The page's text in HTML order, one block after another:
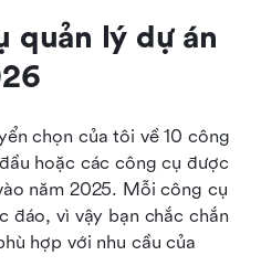
quản lý dự án
chọn của tôi về 10 công
hoặc các công cụ được
năm 2025. Mỗi công cụ
đáo, vì vậy bạn chắc chắn
hợp với nhu cầu của